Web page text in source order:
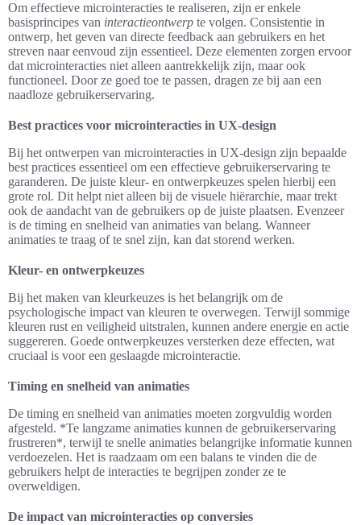
Om effectieve microinteracties te realiseren, zijn er enkele
basisprincipes van interactieontwerp te volgen. Consistentie in
ontwerp, het geven van directe feedback aan gebruikers en het
streven naar eenvoud zijn essentieel. Deze elementen zorgen ervoor
dat microinteracties niet alleen aantrekkelijk zijn, maar ook
functioneel. Door ze goed toe te passen, dragen ze bij aan een
naadloze gebruikerservaring.
Best practices voor microinteracties in UX-design
Bij het ontwerpen van microinteracties in UX-design zijn bepaalde
best practices essentieel om een effectieve gebruikerservaring te
garanderen. De juiste kleur- en ontwerpkeuzes spelen hierbij een
grote rol. Dit helpt niet alleen bij de visuele hiërarchie, maar trekt
ook de aandacht van de gebruikers op de juiste plaatsen. Evenzeer
is de timing en snelheid van animaties van belang. Wanneer
animaties te traag of te snel zijn, kan dat storend werken.
Kleur- en ontwerpkeuzes
Bij het maken van kleurkeuzes is het belangrijk om de
psychologische impact van kleuren te overwegen. Terwijl sommige
kleuren rust en veiligheid uitstralen, kunnen andere energie en actie
suggereren. Goede ontwerpkeuzes versterken deze effecten, wat
cruciaal is voor een geslaagde microinteractie.
Timing en snelheid van animaties
De timing en snelheid van animaties moeten zorgvuldig worden
afgesteld. *Te langzame animaties kunnen de gebruikerservaring
frustreren*, terwijl te snelle animaties belangrijke informatie kunnen
verdoezelen. Het is raadzaam om een balans te vinden die de
gebruikers helpt de interacties te begrijpen zonder ze te
overweldigen.
De impact van microinteracties op conversies